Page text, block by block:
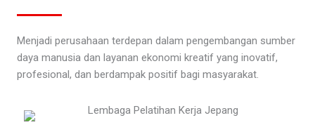
Menjadi perusahaan terdepan dalam pengembangan sumber
daya manusia dan layanan ekonomi kreatif yang inovatif,
profesional, dan berdampak positif bagi masyarakat.